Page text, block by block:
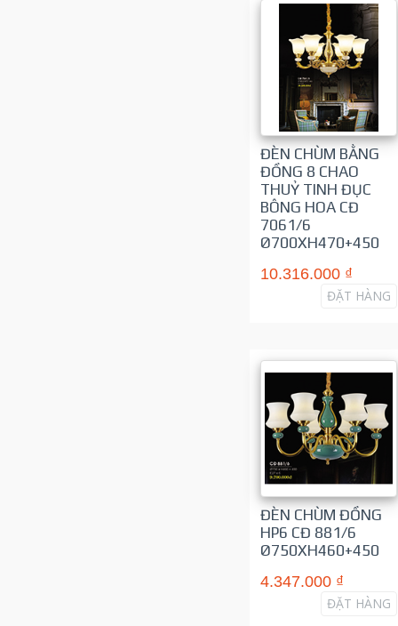
ĐÈN CHÙM BẰNG
ĐỒNG 8 CHAO
THUỶ TINH ĐỤC
BÔNG HOA CĐ
7061/6
Ø700XH470+450
10.316.000 ₫
ĐẶT HÀNG
ĐÈN CHÙM ĐỒNG
HP6 CĐ 881/6
Ø750XH460+450
4.347.000 ₫
ĐẶT HÀNG